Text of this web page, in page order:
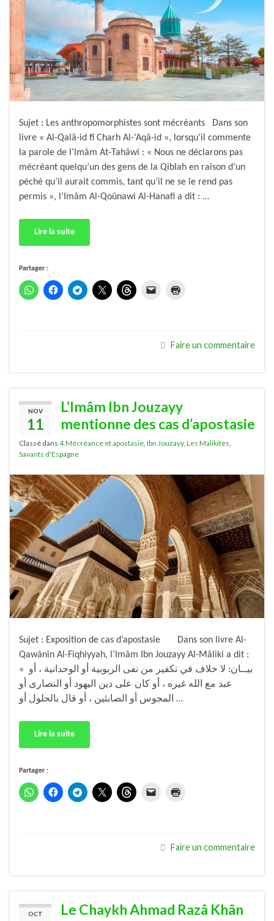
Sujet : Les anthropomorphistes sont mécréants Dans son
livre « Al-Qalâ-id fî Charh Al-‘Aqâ-id », lorsqu’il commente
la parole de l’Imâm At-Tahâwi : « Nous ne déclarons pas
mécréant quelqu’un des gens de la Qiblah en raison d’un
péché qu’il aurait commis, tant qu’il ne se le rend pas
permis », l’Imâm Al-Qoûnawi Al-Hanafi a dit : …
Lire la suite
Partager :
Faire un commentaire
NOV
11
L’Imâm Ibn Jouzayy
mentionne des cas d’apostasie
Classé dans 4.Mécréance et apostasie, Ibn Jouzayy, Les Malikites,
Savants d'Espagne
Sujet : Exposition de cas d’apostasie Dans son livre Al-
Qawânîn Al-Fiqhiyyah, l’Imâm Ibn Jouzayy Al-Mâliki a dit :
« بيــان: لا خلاف في تكفير من نفى الربوبية أو الوحدانية ، أو
عبد مع الله غيره ، أو كان على دين اليهود أو النصارى أو
المجوس أو الصابئين ، أو قال بالحلول أو …
Lire la suite
Partager :
Faire un commentaire
OCT
Le Chaykh Ahmad Razâ Khân